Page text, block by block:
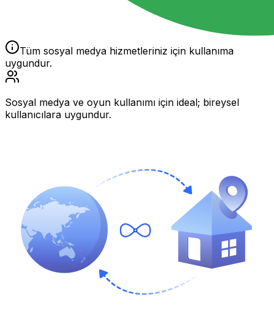
Tüm sosyal medya hizmetleriniz için kullanıma
uygundur.
Sosyal medya ve oyun kullanımı için ideal; bireysel
kullanıcılara uygundur.